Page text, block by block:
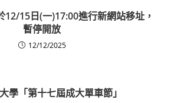
12/15日(一)17:00進行新網站移址，
暫停開放
12/12/2025
學「第十七屆成大單車節」